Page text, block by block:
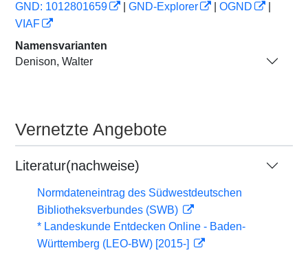
GND: 1012801659
GND-Explorer OGND
VIAF
Namensvarianten
Denison, Walter
Vernetzte Angebote
Literatur(nachweise)
Normdateneintrag des Südwestdeutschen
Bibliotheksverbundes (SWB)
* Landeskunde Entdecken Online - Baden-
Württemberg (LEO-BW) [2015-]